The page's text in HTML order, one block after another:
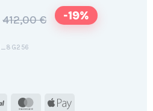
412,00 € -19%
PayPal MasterCard
Apple